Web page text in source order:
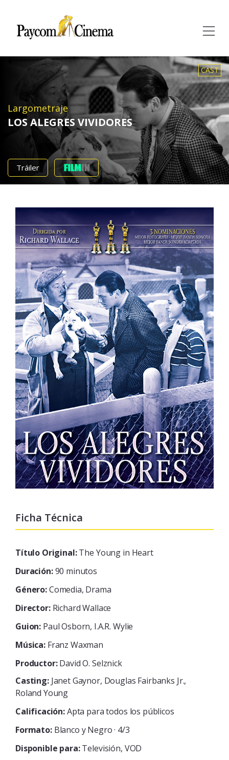
CAST
Largometraje
LOS ALEGRES VIVIDORES
Tráiler
Ficha Técnica
Título Original:The Young in Heart
Duración:90 minutos
Género:Comedia, Drama
Director:Richard Wallace
Guion: Paul Osborn, I.A.R. Wylie
Música:Franz Waxman
Productor:David O. Selznick
Casting:Janet Gaynor, Douglas Fairbanks Jr.,
Roland Young
Calificación:Apta para todos los públicos
Formato:Blanco y Negro · 4/3
Disponible para:Televisión VOD